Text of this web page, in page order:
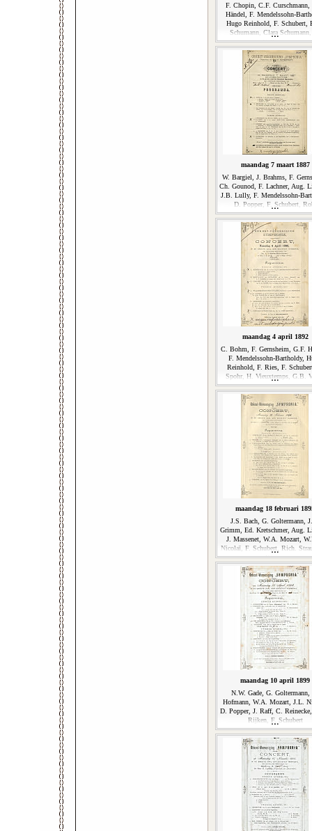
F. Chopin, C.F. Curschmann,
Händel, F. Mendelssohn-
Hugo Reinhold, F. Schubert,
Schumann, Clara
Volkman
maandag 7 maart 1887
W. Bargiel, J. Brahms, F.
Ch. Gounod, F. Lachner, Aug.
J.B. Lully, F. Mendelssohn-
D. Popper, F. Schubert,
Schumann
maandag 4 april 1892
C. Bohm, F. Gernsheim, G.F.
F. Mendelssohn-Bartholdy,
Reinhold, F. Ries, F.
Spohr, H. Vieuxtemps, G.B.
maandag 18 februari
J.S. Bach, G. Goltermann,
Grimm, Ed. Kretschmer, Aug.
J. Massenet, W.A. Mozart,
Nicolaï, F. Schubert, Rich.
Wagner
maandag 10 april 1899
N.W. Gade, G. Goltermann,
Hofmann, W.A. Mozart, J.L.
D. Popper, J. Raff, C.
Rijken, F. Schubert